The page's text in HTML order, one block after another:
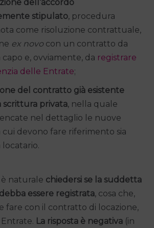
dell’accordo
stipulato, procedura
come risoluzione contrattuale,
ex novo con un contratto da
e, ovviamente, da registrare
delle Entrate;
del contratto già esistente
scrittura privata, nella quale
nel dettaglio le nuove
cui devono fare riferimento sia
locatario.
naturale chiedersi se la suddetta
essere registrata, cosa che,
fare con il contratto di locazione,
Entrate. La risposta è negativa (in